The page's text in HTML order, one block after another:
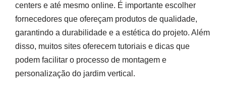
centers e até mesmo online. É importante escolher
fornecedores que ofereçam produtos de qualidade,
garantindo a durabilidade e a estética do projeto. Além
disso, muitos sites oferecem tutoriais e dicas que
podem facilitar o processo de montagem e
personalização do jardim vertical.